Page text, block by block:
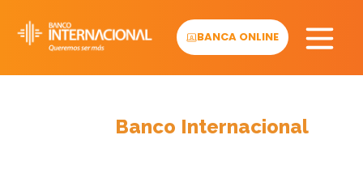
content
BANCA ONLINE
Banco Internacional